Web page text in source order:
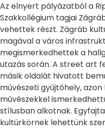
Az elnyert pályázatból a
Szakkollégium tagjai
vehettek részt. Zágráb
magával a város
megismerkedhettek a
utazás során. A street art
másik oldalát hivatott
művészeti gyűjtőhely,
művészekkel
stílusban alkotnak.
kultúrkörnek lehettünk